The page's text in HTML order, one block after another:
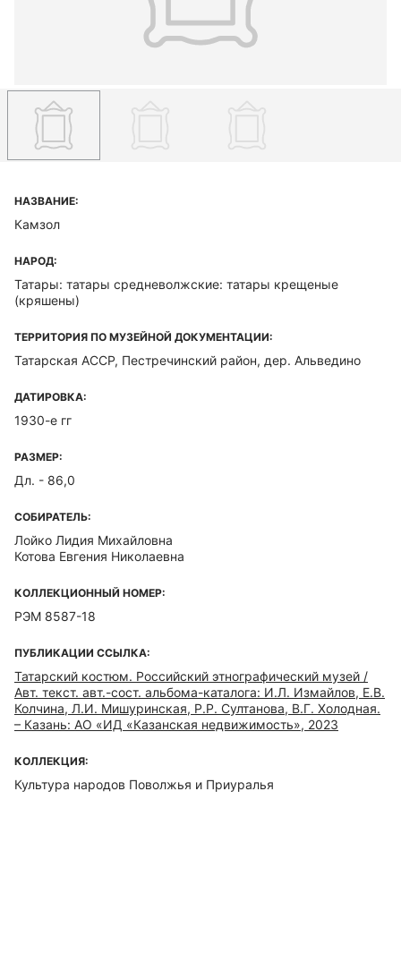
НАЗВАНИЕ:
Камзол
НАРОД:
Татары: татары средневолжские: татары крещеные
(кряшены)
ТЕРРИТОРИЯ ПО МУЗЕЙНОЙ ДОКУМЕНТАЦИИ:
Татарская ACCP, Пестречинский район, дер. Альведино
ДАТИРОВКА:
1930-е гг
РАЗМЕР:
Дл. - 86,0
СОБИРАТЕЛЬ:
Лойко Лидия Михайловна
Котова Евгения Николаевна
КОЛЛЕКЦИОННЫЙ НОМЕР:
РЭМ 8587-18
ПУБЛИКАЦИИ ССЫЛКА:
Татарский костюм. Российский этнографический музей /
Авт. текст. авт.-сост. альбома-каталога: И.Л. Измайлов, Е.В.
Колчина, Л.И. Мишуринская, Р.Р. Султанова, В.Г. Холодная.
– Казань: АО «ИД «Казанская недвижимость», 2023
КОЛЛЕКЦИЯ:
Культура народов Поволжья и Приуралья